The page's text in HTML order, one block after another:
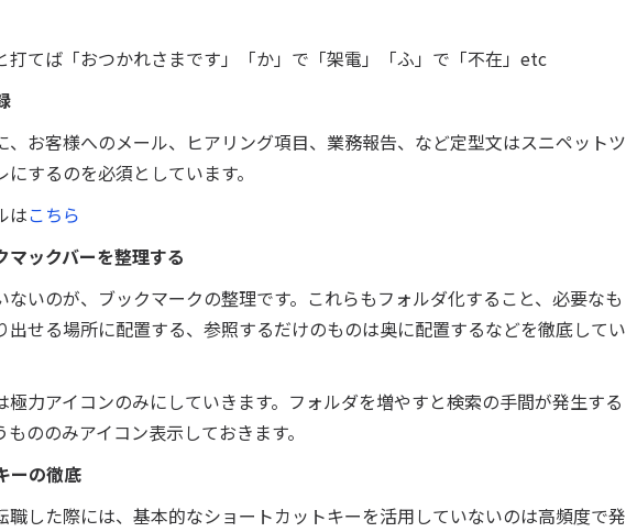
打てば「おつかれさまです」「か」で「架電」「ふ」で「不在」etc
、お客様へのメール、ヒアリング項目、業務報告、など定型文はスニペットツ
するのを必須としています。
はこちら
ックバーを整理する
ないのが、ブックマークの整理です。これらもフォルダ化すること、必要なも
出せる場所に配置する、参照するだけのものは奥に配置するなどを徹底してい
極力アイコンのみにしていきます。フォルダを増やすと検索の手間が発生する
ののみアイコン表示しておきます。
ーの徹底
職した際には、基本的なショートカットキーを活用していないのは高頻度で発